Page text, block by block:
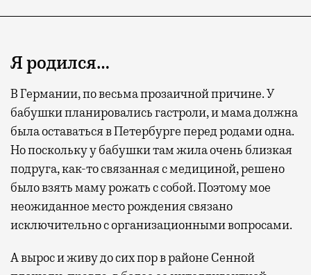
Я родился…
В Германии, по весьма прозаичной причине. У
бабушки планировались гастроли, и мама должна
была оставаться в Петербурге перед родами одна.
Но поскольку у бабушки там жила очень близкая
подруга, как-то связанная с медициной, решено
было взять маму рожать с собой. Поэтому мое
неожиданное место рождения связано
исключительно с организационными вопросами.
А вырос и живу до сих пор в районе Сенной